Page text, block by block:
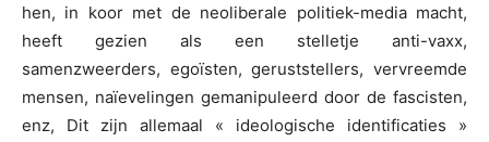
hen, in koor met de neoliberale politiek-media macht,
heeft gezien als een stelletje anti-vaxx,
samenzweerders, egoïsten, geruststellers, vervreemde
mensen, naïevelingen gemanipuleerd door de fascisten,
enz, Dit zijn allemaal « ideologische identificaties »